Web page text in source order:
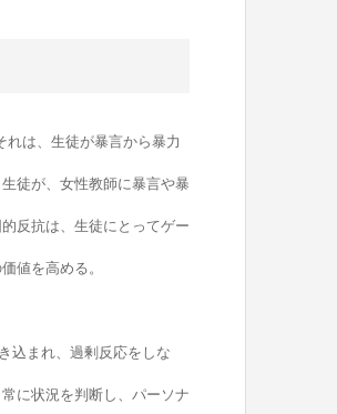
は、生徒が暴言から暴力
徒が、女性教師に暴言や暴
反抗は、生徒にとってゲー
値を高める。
込まれ、過剰反応をしな
に状況を判断し、パーソナ